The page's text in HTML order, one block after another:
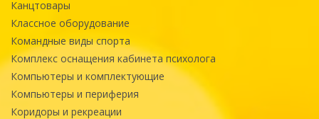
Канцтовары
Классное оборудование
Командные виды спорта
Комплекс оснащения кабинета психолога
Компьютеры и комплектующие
Компьютеры и периферия
Коридоры и рекреации